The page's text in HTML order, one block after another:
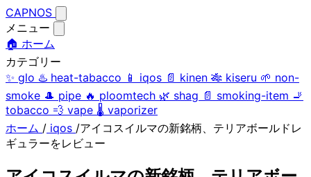
CAPNOS
メニュー
🏠 ホーム
カテゴリー
✨ glo ♨️ heat-tabacco 📱 iqos 📄 kinen 🎋 kiseru 🌱 non-
smoke 🎩 pipe 🔥 ploomtech 🌿 shag 📄 smoking-item 🚬
tobacco 💨 vape 🌡️ vaporizer
ホーム / iqos /アイコスイルマの新銘柄、テリアボールドレ
ギュラーをレビュー